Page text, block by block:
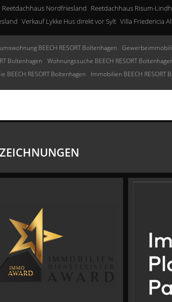
Reetdachhaus Nordfriesland Reetdachhaus Risum-
Verkauf Lykke Hus direkt vor Sylt Villa Friedericia
BEECH RESORT Boltenhagen
Boltenhagen Wohnungssuche BEECH RESORT
BEECH RESORT Boltenhagen Immobilien BEECH RESORT